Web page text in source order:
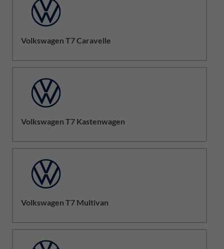
Volkswagen T7 Caravelle
Volkswagen T7 Kastenwagen
Volkswagen T7 Multivan